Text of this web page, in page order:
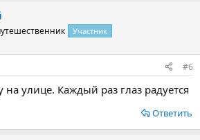
Участник
#6
улице. Каждый раз глаз радуется
Ответить